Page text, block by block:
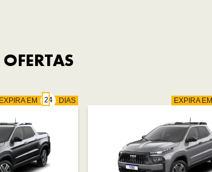
EXPIRA EM DIAS EXPIRA EM